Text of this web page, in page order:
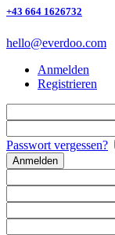
+43 664 1626732
hello@everdoo.com
Anmelden
Registrieren
Passwort vergessen?